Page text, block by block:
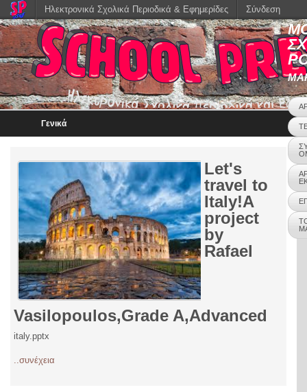
Γενικά
Let's
travel to
Italy!A
project
by
Rafael
Vasilopoulos,Grade A,Advanced
italy.pptx
..συνέχεια
Ηλεκτρονικά Σχολικά Περιοδικά & Εφημερίδες Σύνδεση